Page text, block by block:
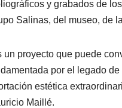
y grabados de
Salinas, del museo, de
un proyecto que puede
por el legado
estética
Maillé.